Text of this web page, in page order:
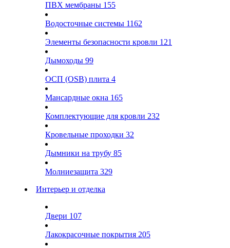
ПВХ мембраны 155
Водосточные системы 1162
Элементы безопасности кровли 121
Дымоходы 99
ОСП (OSB) плита 4
Мансардные окна 165
Комплектующие для кровли 232
Кровельные проходки 32
Дымники на трубу 85
Молниезащита 329
Интерьер и отделка
Двери 107
Лакокрасочные покрытия 205